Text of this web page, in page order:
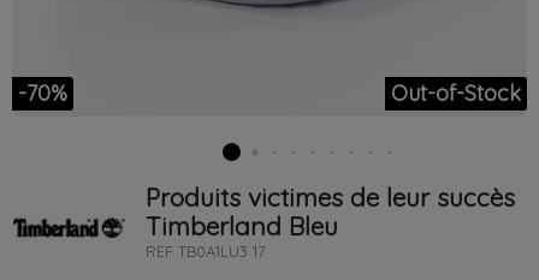
-70% Out-of-Stock
Produits victimes de leur succès
Timberland Bleu
REF TB0A1LU3 17